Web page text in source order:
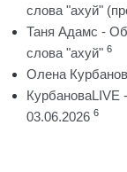
слова "ахуй"
Таня Адамс -
слова "ахуй" 6
Олена
КурбановаLIVE
03.06.2026 6